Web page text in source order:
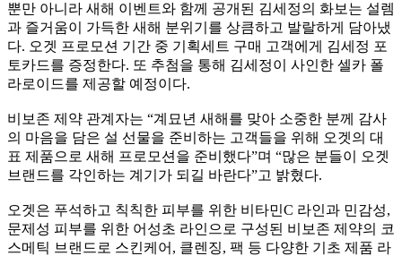
뿐만 아니라 새해 이벤트와 함께 공개된 김세정의 화보는 설렘
과 즐거움이 가득한 새해 분위기를 상큼하고 발랄하게 담아냈
다. 오겟 프로모션 기간 중 기획세트 구매 고객에게 김세정 포
토카드를 증정한다. 또 추첨을 통해 김세정이 사인한 셀카 폴
라로이드를 제공할 예정이다.
비보존 제약 관계자는 “계묘년 새해를 맞아 소중한 분께 감사
의 마음을 담은 설 선물을 준비하는 고객들을 위해 오겟의 대
표 제품으로 새해 프로모션을 준비했다”며 “많은 분들이 오겟
브랜드를 각인하는 계기가 되길 바란다”고 밝혔다.
오겟은 푸석하고 칙칙한 피부를 위한 비타민C 라인과 민감성,
문제성 피부를 위한 어성초 라인으로 구성된 비보존 제약의 코
스메틱 브랜드로 스킨케어 , 클렌징, 팩 등 다양한 기초 제품 라